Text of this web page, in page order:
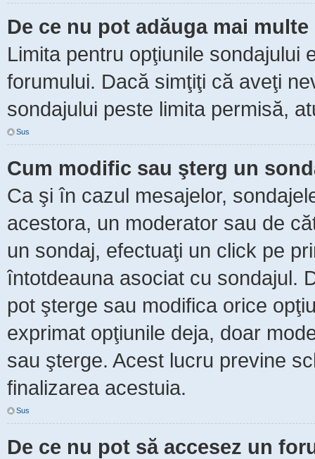
De ce nu pot adăuga mai
Limita pentru opţiunile sondajului
forumului. Dacă simţiţi că aveţi
sondajului peste limita permisă,
Sus
Cum modific sau şterg un
Ca şi în cazul mesajelor,
acestora, un moderator sau de
un sondaj, efectuaţi un click pe
întotdeauna asociat cu sondajul.
pot şterge sau modifica orice
exprimat opţiunile deja, doar
sau şterge. Acest lucru previne
finalizarea acestuia.
Sus
De ce nu pot să accesez un